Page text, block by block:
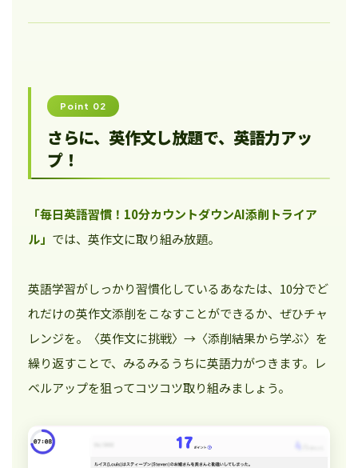
Point 02
さらに、英作文し放題で、英語力アッ
プ！
「毎日英語習慣！10分カウントダウンAI添削トライア
ル」 では、英作文に取り組み放題。
英語学習がしっかり習慣化しているあなたは、10分でど
れだけの英作文添削をこなすことができるか、ぜひチャ
レンジを。〈英作文に挑戦〉→〈添削結果から学ぶ〉を
繰り返すことで、みるみるうちに英語力がつきます。レ
ベルアップを狙ってコツコツ取り組みましょう。